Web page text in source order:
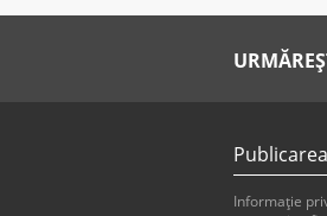
Informaţie